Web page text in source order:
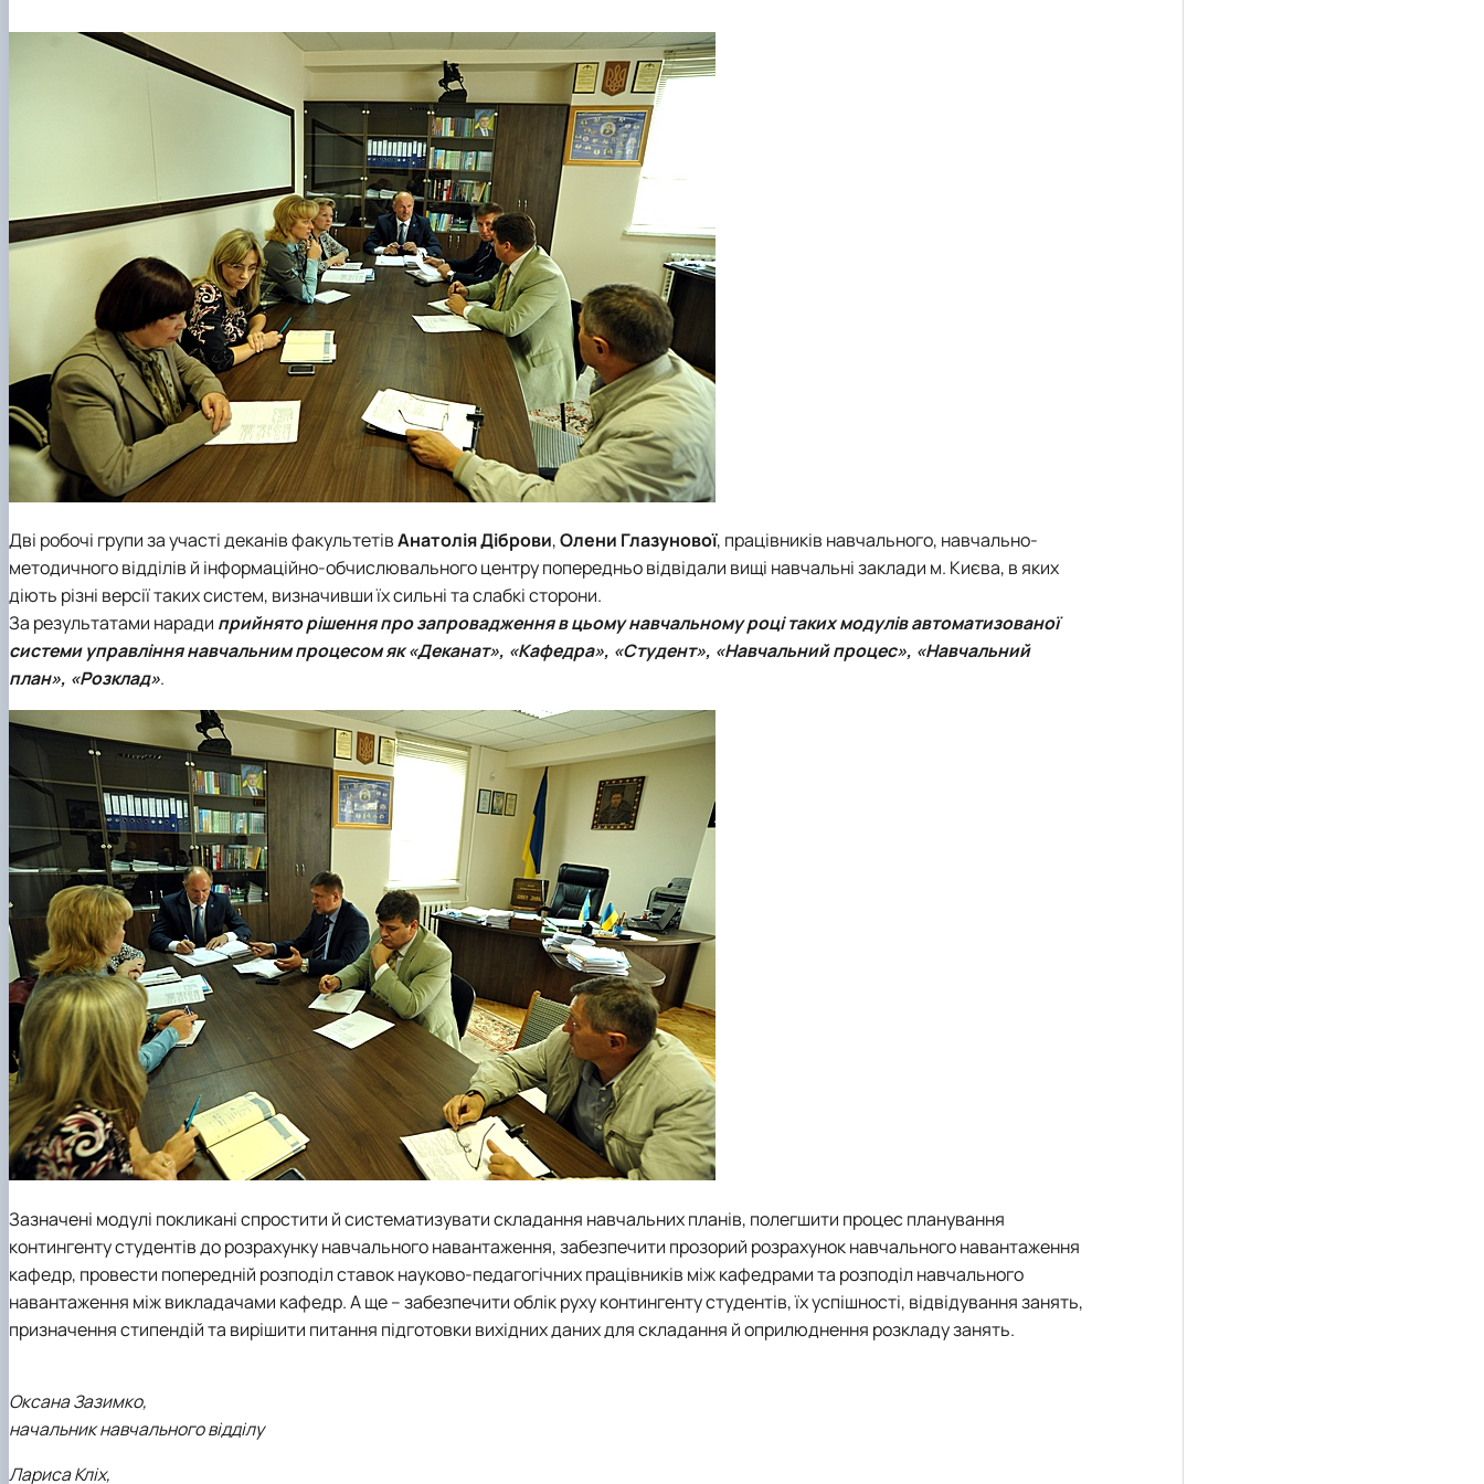
Дві робочі групи за участі деканів факультетівАнатолія Діброви,Олени Глазунової, працівників навчального, навчально-
методичного відділів й інформаційно-обчислювального центру попередньо відвідали вищі навчальні заклади м. Києва, в яких
діють різні версії таких систем, визначивши їх сильні та слабкі сторони.
За результатами наради прийнято рішення про запровадження в цьому навчальному році таких модулів автоматизованої
системи управління навчальним процесом як «Деканат», «Кафедра», «Студент», «Навчальний процес», «Навчальний
план», «Розклад».
Зазначені модулі покликані спростити й систематизувати складання навчальних планів, полегшити процес планування
контингенту студентів до розрахунку навчального навантаження, забезпечити прозорий розрахунок навчального навантаження
кафедр, провести попередній розподіл ставок науково-педагогічних працівників між кафедрами та розподіл навчального
навантаження між викладачами кафедр. А ще – забезпечити облік руху контингенту студентів, їх успішності, відвідування занять,
призначення стипендій та вирішити питання підготовки вихідних даних для складання й оприлюднення розкладу занять.
Оксана Зазимко,
начальник навчального відділу
Лариса Кліх,